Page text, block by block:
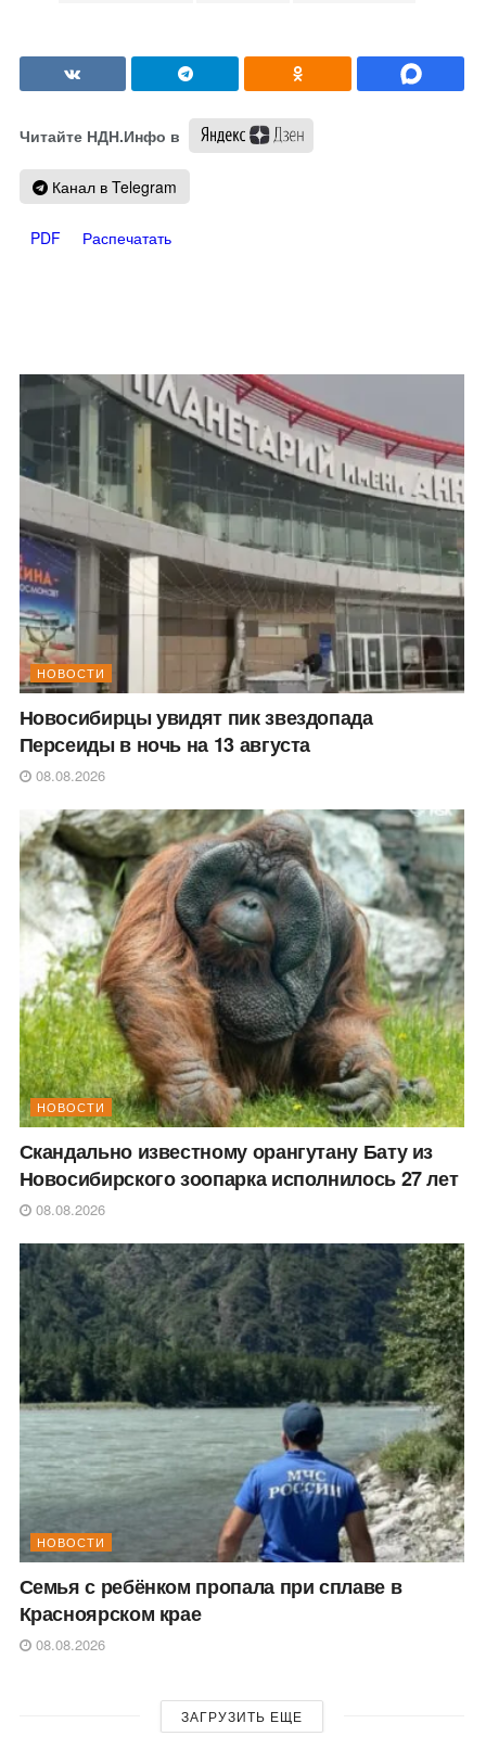
Читайте НДН.Инфо в
Канал в Telegram
PDF Распечатать
НОВОСТИ
Новосибирцы увидят пик звездопада
Персеиды в ночь на 13 августа
08.08.2026
НОВОСТИ
Скандально известному орангутану Бату из
Новосибирского зоопарка исполнилось 27 лет
08.08.2026
НОВОСТИ
Семья с ребёнком пропала при сплаве в
Красноярском крае
08.08.2026
ЗАГРУЗИТЬ ЕЩЕ